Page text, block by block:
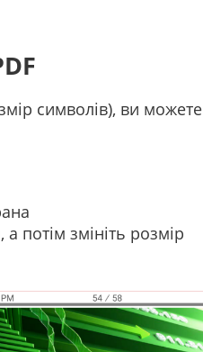
символів), ви можете
потім змініть розмір